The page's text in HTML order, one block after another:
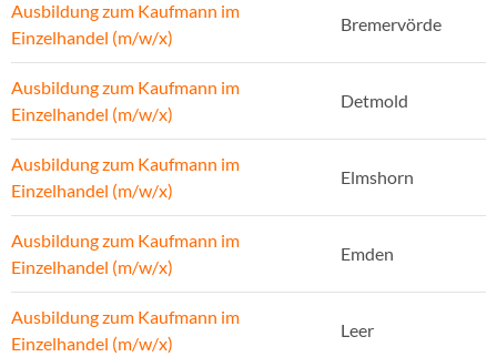
Ausbildung zum Kaufmann im
Einzelhandel (m/w/x)
Bremervörde
Ausbildung zum Kaufmann im
Einzelhandel (m/w/x)
Detmold
Ausbildung zum Kaufmann im
Einzelhandel (m/w/x)
Elmshorn
Ausbildung zum Kaufmann im
Einzelhandel (m/w/x)
Emden
Ausbildung zum Kaufmann im
Einzelhandel (m/w/x)
Leer